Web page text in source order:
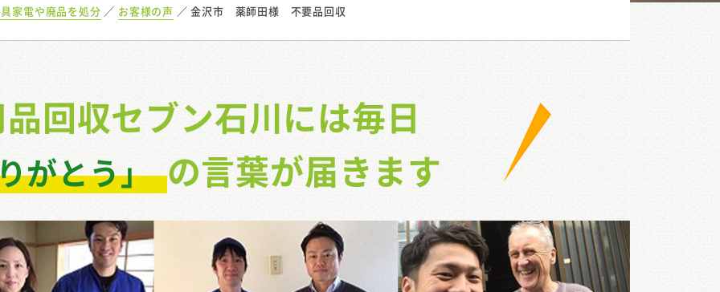
家電や廃品を処分 お客様の声 金沢市 薬師田様 不要品回収
回収セブン石川には毎日
がとう」 の言葉が届きます